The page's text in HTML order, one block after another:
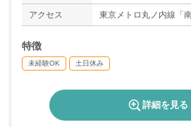
アクセス 東京メトロ丸ノ内線「
特徴
未経験OK 土日休み
詳細を見る